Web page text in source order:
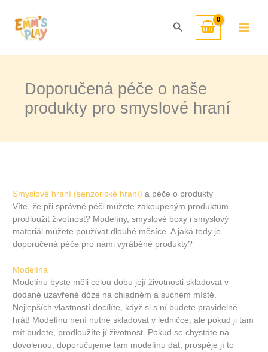
obsah
Hledat
Doporučená péče o naše
produkty pro smyslové hraní
Smyslové hraní (senzorické hraní) a péče o produkty
Víte, že při správné péči můžete zakoupeným produktům
prodloužit životnost? Modelíny, smyslové boxy i smyslový
materiál můžete používat dlouhé měsíce. A jaká tedy je
doporučená péče pro námi vyráběné produkty?
Modelína
Modelínu byste měli celou dobu její životnosti skladovat v
dodané uzavřené dóze na chladném a suchém místě.
Nejlepších vlastností docílíte, když si s ní budete pravidelně
hrát! Modelínu není nutné skladovat v ledničce, ale pokud ji tam
mít budete, prodloužíte jí životnost. Pokud se chystáte na
dovolenou, doporučujeme tam modelínu dát, prospěje jí to